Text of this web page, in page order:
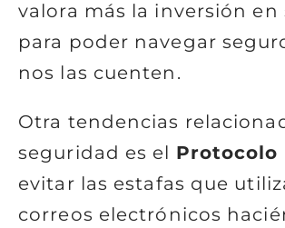
valora más la inversión en
para poder navegar
nos las cuenten.
Otra tendencias
seguridad es el Protocolo
evitar las estafas que
correos electrónicos